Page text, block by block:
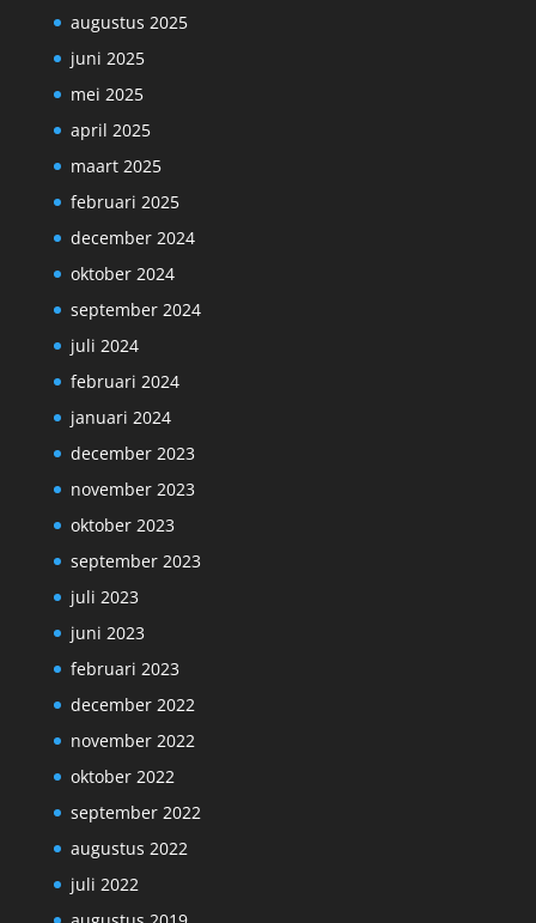
augustus 2025
juni 2025
mei 2025
april 2025
maart 2025
februari 2025
december 2024
oktober 2024
september 2024
juli 2024
februari 2024
januari 2024
december 2023
november 2023
oktober 2023
september 2023
juli 2023
juni 2023
februari 2023
december 2022
november 2022
oktober 2022
september 2022
augustus 2022
juli 2022